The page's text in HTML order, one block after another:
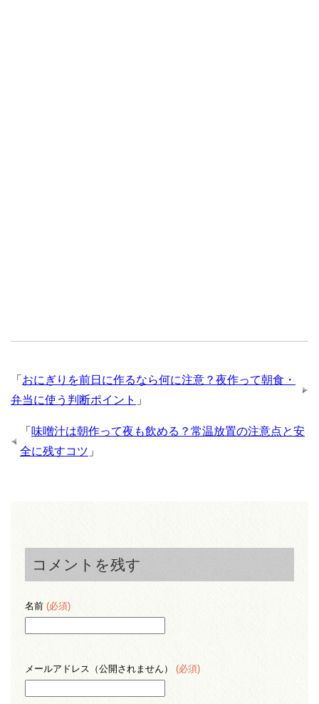
「 おにぎりを前日に作るなら何に注意？夜作って朝食・
弁当に使う判断ポイント 」
「 味噌汁は朝作って夜も飲める？常温放置の注意点と安
全に残すコツ 」
コメントを残す
名前 (必須)
メールアドレス（公開されません） (必須)